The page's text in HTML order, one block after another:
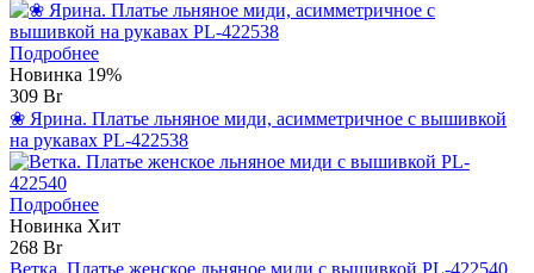
Подробнее
Новинка 19%
309 Br
❀ Ярина. Платье льняное миди, асимметричное с вышивкой
на рукавах PL-422538
Подробнее
Новинка Хит
268 Br